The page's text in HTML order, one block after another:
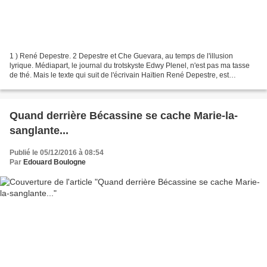
1 ) René Depestre. 2 Depestre et Che Guevara, au temps de l'illusion
lyrique. Médiapart, le journal du trotskyste Edwy Plenel, n'est pas ma tasse
de thé. Mais le texte qui suit de l'écrivain Haïtien René Depestre, est
Quand derrière Bécassine se cache Marie-la-
sanglante...
Publié le 05/12/2016 à 08:54
Par Edouard Boulogne